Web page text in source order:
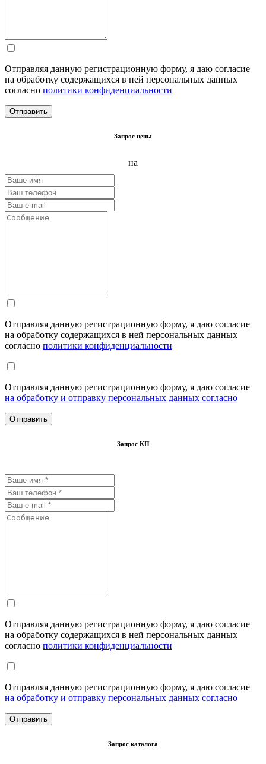
Отправляя данную регистрационную форму, я даю согласие
на обработку содержащихся в ней персональных данных
согласно политики конфиденциальности
Запрос цены
на
Отправляя данную регистрационную форму, я даю согласие
на обработку содержащихся в ней персональных данных
согласно политики конфиденциальности
Отправляя данную регистрационную форму, я даю согласие
на обработку и отправку персональных данных согласно
Запрос КП
Отправляя данную регистрационную форму, я даю согласие
на обработку содержащихся в ней персональных данных
согласно политики конфиденциальности
Отправляя данную регистрационную форму, я даю согласие
на обработку и отправку персональных данных согласно
Запрос каталога